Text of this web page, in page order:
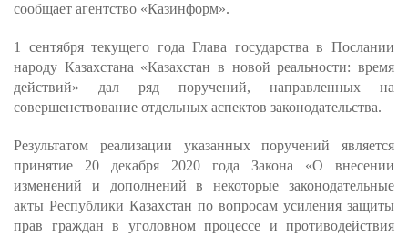
сообщает агентство «Казинформ».
1 сентября текущего года Глава государства в Послании
народу Казахстана «Казахстан в новой реальности: время
действий» дал ряд поручений, направленных на
совершенствование отдельных аспектов законодательства.
Результатом реализации указанных поручений является
принятие 20 декабря 2020 года Закона «О внесении
изменений и дополнений в некоторые законодательные
акты Республики Казахстан по вопросам усиления защиты
прав граждан в уголовном процессе и противодействия